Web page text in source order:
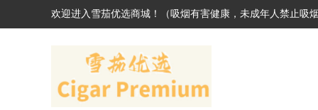
欢迎进入雪茄优选商城！（吸烟有害健康，未成年人禁止吸